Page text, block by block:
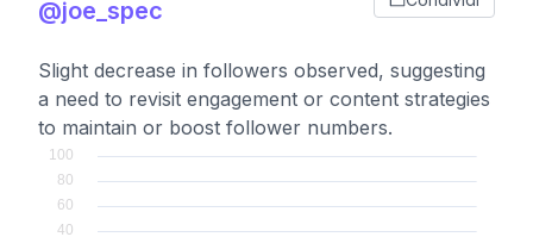
@joe_spec
Slight decrease in followers observed, suggesting
a need to revisit engagement or content strategies
to maintain or boost follower numbers.